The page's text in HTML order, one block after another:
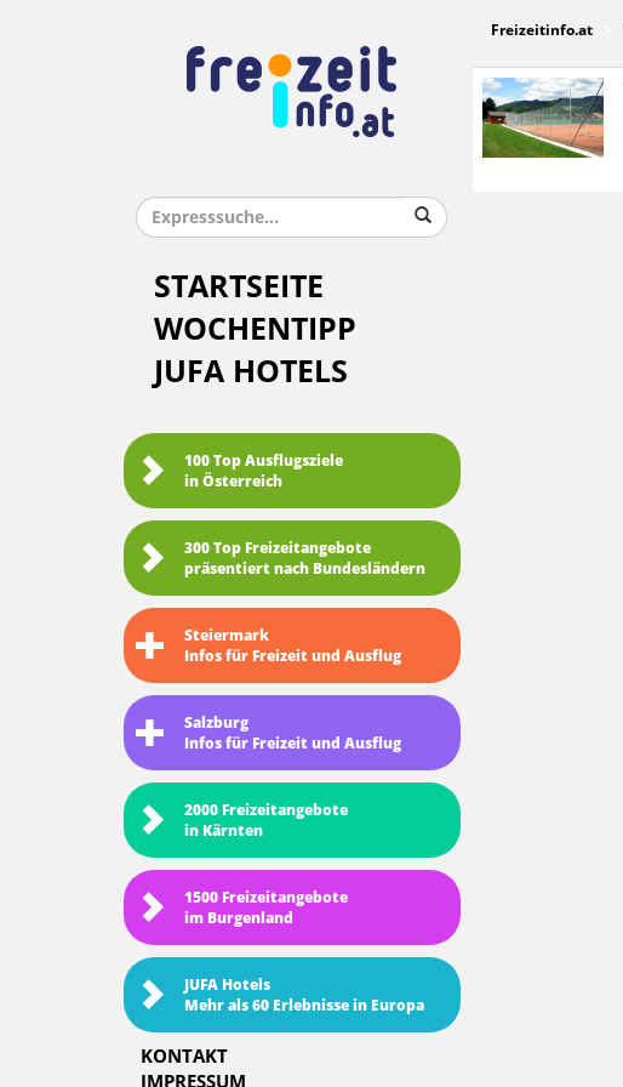
STARTSEITE
WOCHENTIPP
JUFA HOTELS
100 Top Ausflugsziele
in Österreich
300 Top Freizeitangebote
präsentiert nach Bundesländern
Steiermark
Infos für Freizeit und Ausflug
Salzburg
Infos für Freizeit und Ausflug
2000 Freizeitangebote
in Kärnten
1500 Freizeitangebote
im Burgenland
JUFA Hotels
Mehr als 60 Erlebnisse in Europa
KONTAKT
IMPRESSUM
Freizeitinfo.at